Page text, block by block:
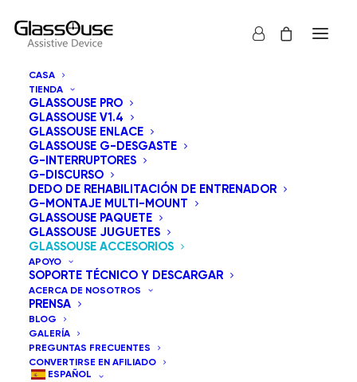
CASA
TIENDA
GLASSOUSE PRO
GLASSOUSE V1.4
GLASSOUSE ENLACE
GLASSOUSE G-DESGASTE
G-INTERRUPTORES
G-DISCURSO
DEDO DE REHABILITACIÓN DE ENTRENADOR
G-MONTAJE MULTI-MOUNT
GLASSOUSE PAQUETE
GLASSOUSE JUGUETES
GLASSOUSE ACCESORIOS
APOYO
SOPORTE TÉCNICO Y DESCARGAR
ACERCA DE NOSOTROS
PRENSA
BLOG
GALERÍA
PREGUNTAS FRECUENTES
CONVERTIRSE EN AFILIADO
ESPAÑOL